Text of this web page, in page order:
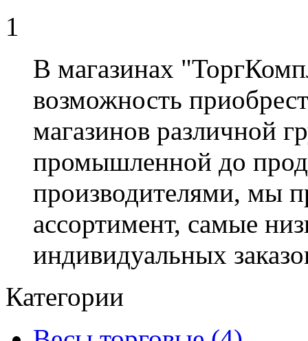
1
В магазинах
возможность
магазинов различной
промышленной до
производителями, мы
ассортимент, самые
индивидуальных
Категории